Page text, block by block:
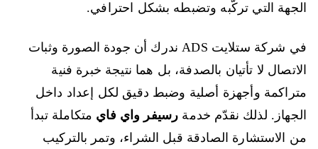
الجهة التي تركّبه وتضبطه بشكل احترافي.
في شركة ستلايت ADS ندرك أن جودة الصورة وثبات
الاتصال لا تأتيان بالصدفة، بل هما نتيجة خبرة فنية
متراكمة وأجهزة أصلية وضبط دقيق لكل إعداد داخل
الجهاز. لذلك نقدّم خدمة رسيفر واي فاي متكاملة تبدأ
من الاستشارة الصادقة قبل الشراء، وتمر بالتركيب